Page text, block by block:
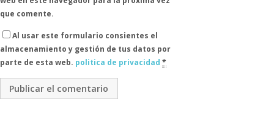
que comente.
Al usar este formulario consientes el
almacenamiento y gestión de tus datos por
parte de esta web. politica de privacidad *